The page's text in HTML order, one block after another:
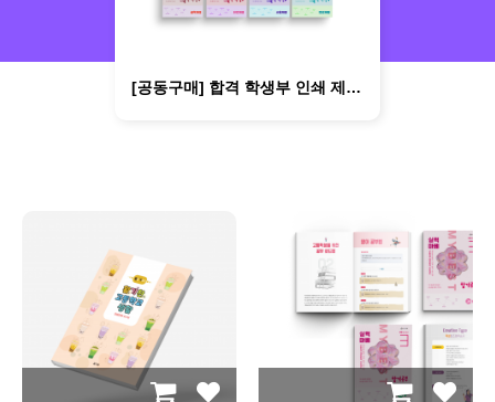
[공동구매] 합격 학생부 인쇄 제본 인포북